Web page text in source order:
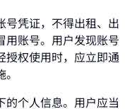
号凭证，不得出租、出
用账号。用户发现账号
授权使用时，应立即通
的个人信息。用户应当